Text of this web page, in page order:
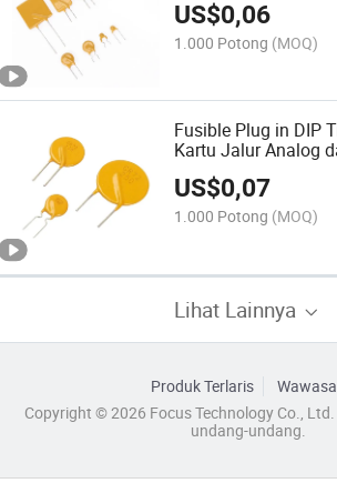
US$0,06
1.000 Potong (MOQ)
Fusible Plug in DIP
Kartu Jalur Analog
US$0,07
1.000 Potong (MOQ)
Lihat Lainnya
Produk Terlaris
Copyright © 2026 Focus Technology Co.,
undang-undang.